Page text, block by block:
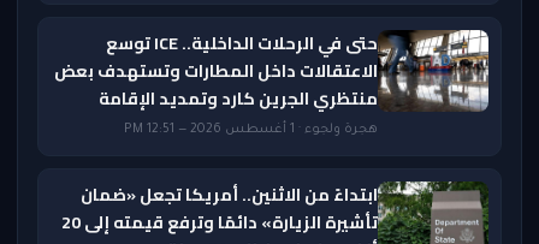
حتى في الرحلات الداخلية.. ICE توسع
الاعتقالات داخل المطارات وتستهدف بعض
منتظري الجرين كارد وتمديد الإقامة
هجرة ولجوء · 1 أغسطس 2026 — 12:51 PM
ابتداءً من الاثنين.. أمريكا تجعل «ضمان
تأشيرة الزيارة» دائمًا وترفع قيمته إلى 20